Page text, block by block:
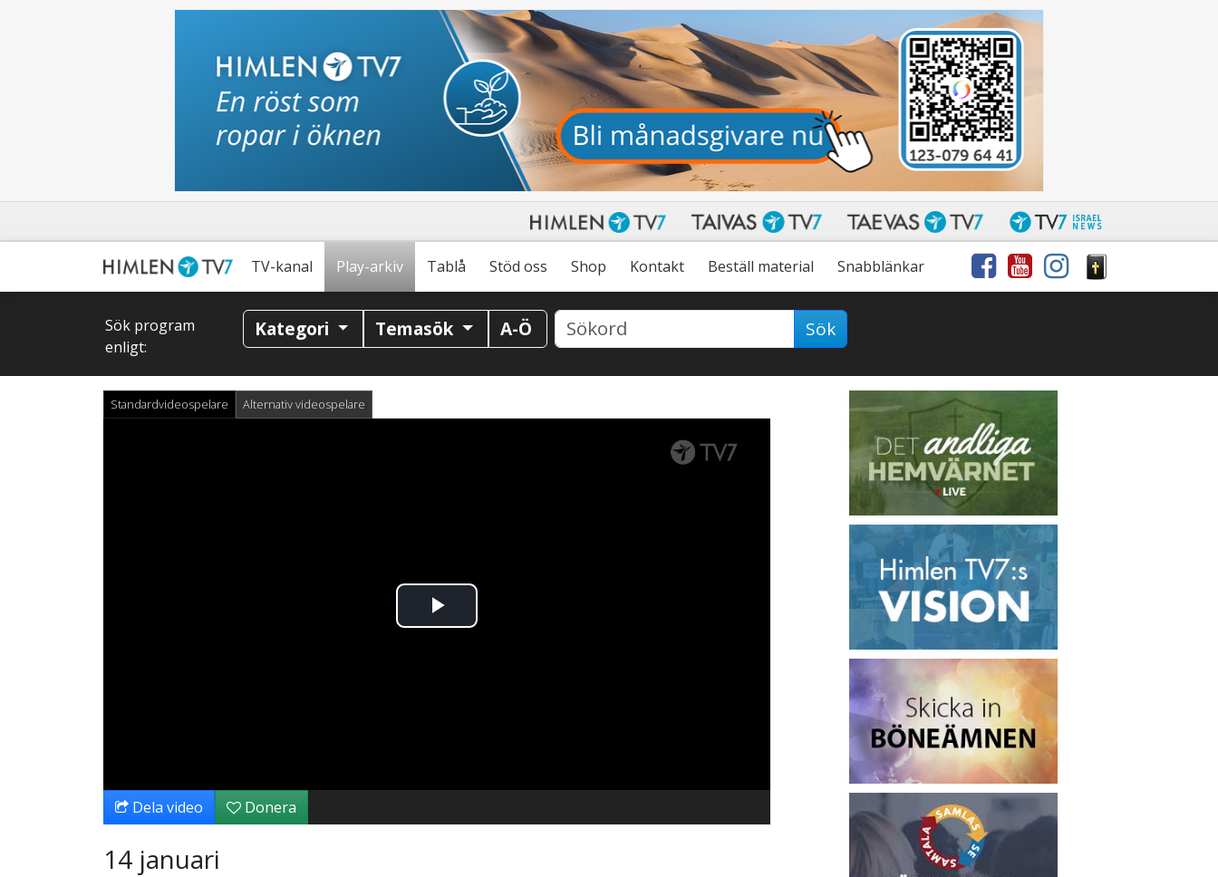
TV-kanal Play-arkiv Tablå Stöd oss Shop Kontakt Beställ material Snabblänkar
Sök program
enligt:
Kategori Temasök A-Ö Sök
Standardvideospelare Alternativ videospelare
Spela
Dela video Donera
14 januari